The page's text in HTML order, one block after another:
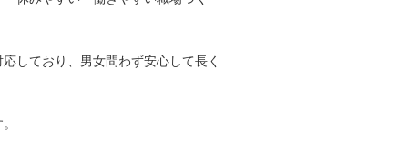
しており、男女問わず安心して長く